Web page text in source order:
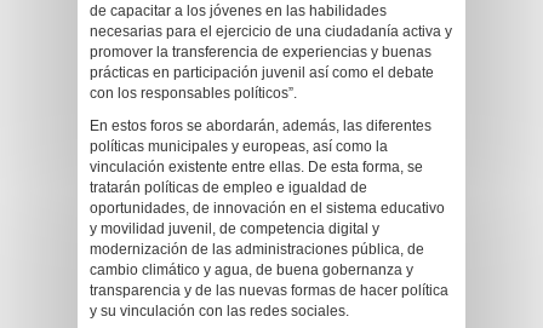
de capacitar a los jóvenes en las habilidades
necesarias para el ejercicio de una ciudadanía activa y
promover la transferencia de experiencias y buenas
prácticas en participación juvenil así como el debate
con los responsables políticos”.
En estos foros se abordarán, además, las diferentes
políticas municipales y europeas, así como la
vinculación existente entre ellas. De esta forma, se
tratarán políticas de empleo e igualdad de
oportunidades, de innovación en el sistema educativo
y movilidad juvenil, de competencia digital y
modernización de las administraciones pública, de
cambio climático y agua, de buena gobernanza y
transparencia y de las nuevas formas de hacer política
y su vinculación con las redes sociales.